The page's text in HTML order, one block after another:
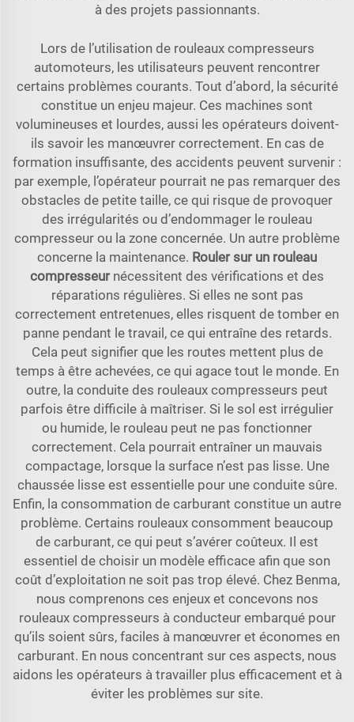
à des projets passionnants.
Lors de l’utilisation de rouleaux compresseurs
automoteurs, les utilisateurs peuvent rencontrer
certains problèmes courants. Tout d’abord, la sécurité
constitue un enjeu majeur. Ces machines sont
volumineuses et lourdes, aussi les opérateurs doivent-
ils savoir les manœuvrer correctement. En cas de
formation insuffisante, des accidents peuvent survenir :
par exemple, l’opérateur pourrait ne pas remarquer des
obstacles de petite taille, ce qui risque de provoquer
des irrégularités ou d’endommager le rouleau
compresseur ou la zone concernée. Un autre problème
concerne la maintenance. Rouler sur un rouleau
compresseur nécessitent des vérifications et des
réparations régulières. Si elles ne sont pas
correctement entretenues, elles risquent de tomber en
panne pendant le travail, ce qui entraîne des retards.
Cela peut signifier que les routes mettent plus de
temps à être achevées, ce qui agace tout le monde. En
outre, la conduite des rouleaux compresseurs peut
parfois être difficile à maîtriser. Si le sol est irrégulier
ou humide, le rouleau peut ne pas fonctionner
correctement. Cela pourrait entraîner un mauvais
compactage, lorsque la surface n’est pas lisse. Une
chaussée lisse est essentielle pour une conduite sûre.
Enfin, la consommation de carburant constitue un autre
problème. Certains rouleaux consomment beaucoup
de carburant, ce qui peut s’avérer coûteux. Il est
essentiel de choisir un modèle efficace afin que son
coût d’exploitation ne soit pas trop élevé. Chez Benma,
nous comprenons ces enjeux et concevons nos
rouleaux compresseurs à conducteur embarqué pour
qu’ils soient sûrs, faciles à manœuvrer et économes en
carburant. En nous concentrant sur ces aspects, nous
aidons les opérateurs à travailler plus efficacement et à
éviter les problèmes sur site.